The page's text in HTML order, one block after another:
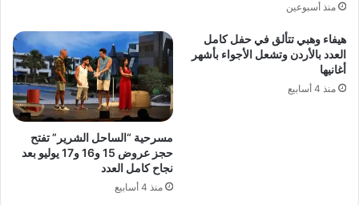
منذ أسبوعين
هيفاء وهبي تتألق في حفل كامل
العدد بالأردن وتشعل الأجواء بأشهر
أغانيها
منذ 4 أسابيع
مسرحية “الساحل الشرير” تفتح
حجز عروض 15 و16 و17 يوليو بعد
نجاح كامل العدد
منذ 4 أسابيع